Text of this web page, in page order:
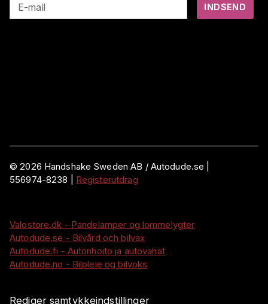
E-mail INDSEND
©2026 Handshake Sweden AB / Autodude.se |
556974-8238
Registerutdrag
Valostore.dk - Pandelamper og lommelygter
Autodude.se - Bilvård och bilvax
Autodude.fi - Autonhoito ja autovahat
Autodude.no - Bilpleie og bilvoks
Rediger samtykkeindstillinger